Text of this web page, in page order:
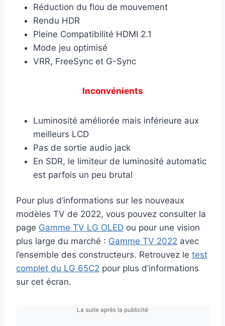
Réduction du flou de mouvement
Rendu HDR
Pleine Compatibilité HDMI 2.1
Mode jeu optimisé
VRR, FreeSync et G-Sync
Inconvénients
Luminosité améliorée mais inférieure aux
meilleurs LCD
Pas de sortie audio jack
En SDR, le limiteur de luminosité automatic
est parfois un peu brutal
Pour plus d’informations sur les nouveaux
modèles TV de 2022, vous pouvez consulter la
page Gamme TV LG OLED ou pour une vision
plus large du marché : Gamme TV 2022 avec
l’ensemble des constructeurs. Retrouvez le test
complet du LG 65C2 pour plus d’informations
sur cet écran.
La suite après la publicité